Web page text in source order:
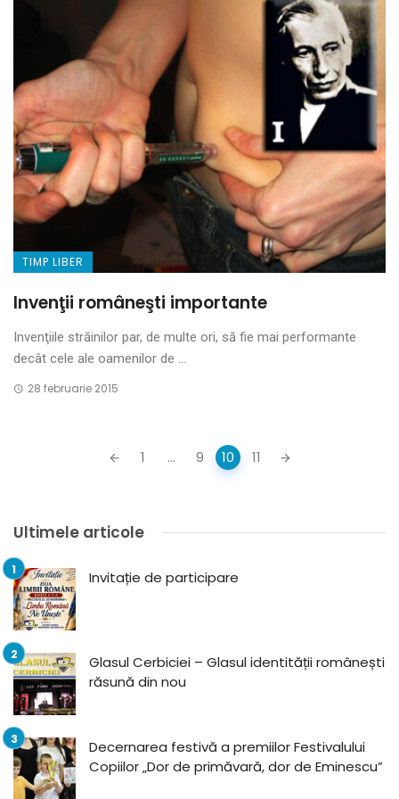
TIMP LIBER
Invenţii româneşti importante
Invenţiile străinilor par, de multe ori, să fie mai performante
decât cele ale oamenilor de ...
28 februarie 2015
1 ... 9 10 11
Ultimele articole
Invitație de participare
Glasul Cerbiciei – Glasul identității românești
răsună din nou
Decernarea festivă a premiilor Festivalului
Copiilor „Dor de primăvară, dor de Eminescu”